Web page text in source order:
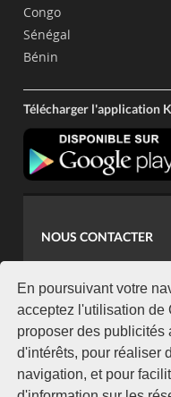
En poursuivant votre
acceptez l'utilisation de
proposer des publicités
d'intérêts, pour réaliser
navigation, et pour
Congo
Sénégal
Bénin
Télécharger l'application
NOUS CONTACTER
koaci@yahoo.fr
+225 07 08 85
NEWSLETTER
Restez connecté via